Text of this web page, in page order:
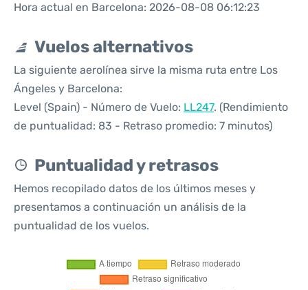
Hora actual en Barcelona: 2026-08-08 06:12:23
Vuelos alternativos
La siguiente aerolínea sirve la misma ruta entre Los
Ángeles y Barcelona:
Level (Spain) - Número de Vuelo: LL247. (Rendimiento
de puntualidad: 83 - Retraso promedio: 7 minutos)
Puntualidad y retrasos
Hemos recopilado datos de los últimos meses y
presentamos a continuación un análisis de la
puntualidad de los vuelos.